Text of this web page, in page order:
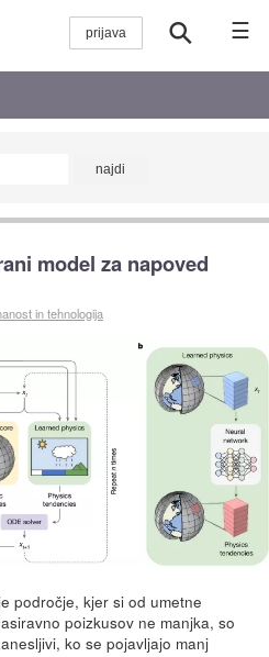
☰
model za napoved
in tehnologija
področje, kjer si od umetne
poizkusov ne manjka, so
ko se pojavljajo manj